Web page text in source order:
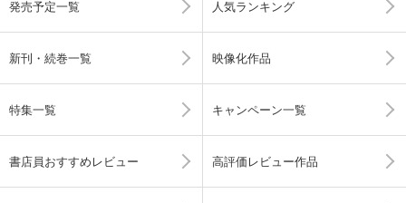
発売予定一覧 人気ランキング
新刊・続巻一覧 映像化作品
特集一覧 キャンペーン一覧
書店員おすすめレビュー 高評価レビュー作品